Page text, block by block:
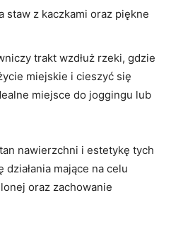
staw z kaczkami oraz piękne
trakt wzdłuż rzeki, gdzie
miejskie i cieszyć się
miejsce do joggingu lub
nawierzchni i estetykę tych
mające na‌ celu
oraz ⁤zachowanie